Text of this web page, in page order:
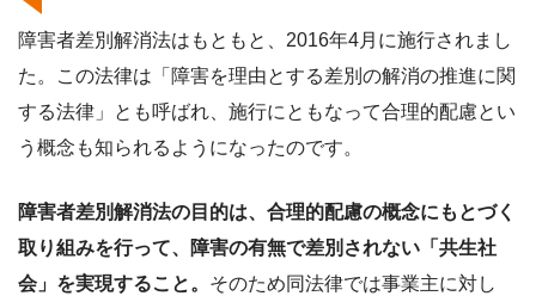
障害者差別解消法はもともと、2016年4月に施行されまし
た。この法律は「障害を理由とする差別の解消の推進に関
する法律」とも呼ばれ、施行にともなって合理的配慮とい
う概念も知られるようになったのです。
障害者差別解消法の目的は、合理的配慮の概念にもとづく
取り組みを行って、障害の有無で差別されない「共生社
会」を実現すること。 そのため同法律では事業主に対し